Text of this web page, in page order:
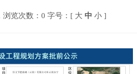
浏览次数：0 字号：[ 大 中 小 ]